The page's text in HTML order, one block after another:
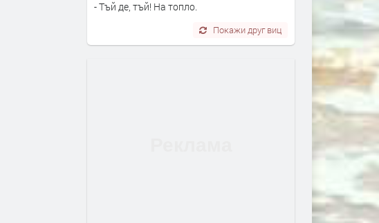
- Тъй де, тъй! На топло.
Покажи друг виц